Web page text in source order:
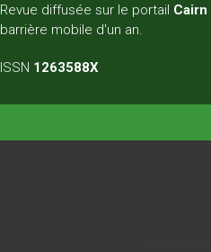
Revue diffusée sur le portail Cairn
barrière mobile d'un an.
ISSN 1263588X